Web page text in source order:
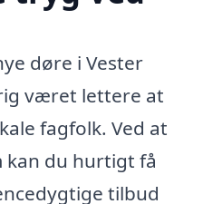
døre i Vester
været lettere at
fagfolk. Ved at
du hurtigt få
tilbud